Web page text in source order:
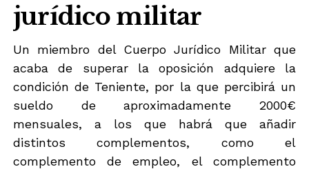
jurídico militar
Un miembro del Cuerpo Jurídico Militar que
acaba de superar la oposición adquiere la
condición de Teniente, por la que percibirá un
sueldo de aproximadamente 2000€
mensuales, a los que habrá que añadir
distintos complementos, como el
complemento de empleo, el complemento